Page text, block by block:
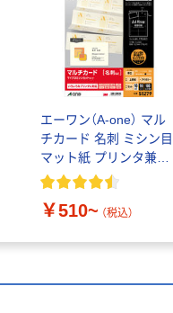
エーワン（A-one） マル
チカード 名刺 ミシン目
マット紙 プリンタ兼用
A4 アイボリー 10面
￥510~ （税込）